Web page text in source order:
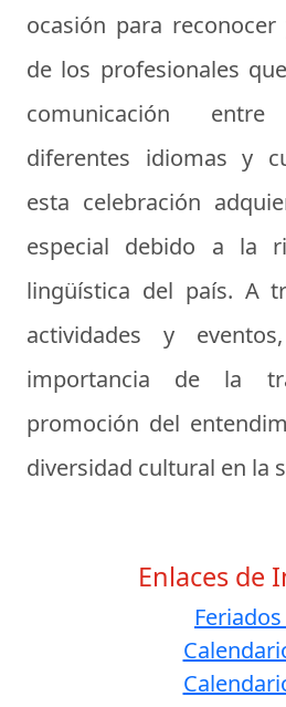
ocasión para
de los profesionales
comunicación
diferentes idiomas y
esta celebración
especial debido a la
lingüística del país. A
actividades y
importancia de la
promoción del
diversidad cultural en la
Enlaces de